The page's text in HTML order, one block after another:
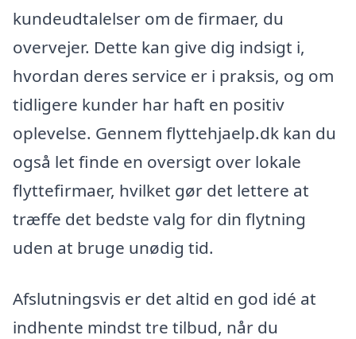
kundeudtalelser om de firmaer, du
overvejer. Dette kan give dig indsigt i,
hvordan deres service er i praksis, og om
tidligere kunder har haft en positiv
oplevelse. Gennem flyttehjaelp.dk kan du
også let finde en oversigt over lokale
flyttefirmaer, hvilket gør det lettere at
træffe det bedste valg for din flytning
uden at bruge unødig tid.
Afslutningsvis er det altid en god idé at
indhente mindst tre tilbud, når du